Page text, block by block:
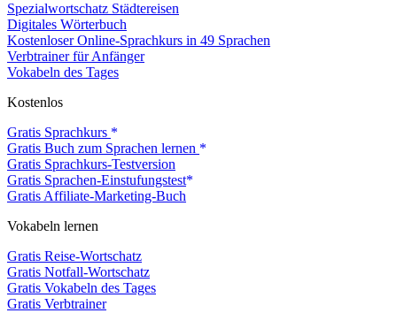
Spezialwortschatz Städtereisen
Digitales Wörterbuch
Kostenloser Online-Sprachkurs in 49 Sprachen
Verbtrainer für Anfänger
Vokabeln des Tages
Kostenlos
Gratis Sprachkurs
Gratis Buch zum Sprachen lernen
Gratis Sprachkurs-Testversion
Gratis Sprachen-Einstufungstest
Gratis Affiliate-Marketing-Buch
Vokabeln lernen
Gratis Reise-Wortschatz
Gratis Notfall-Wortschatz
Gratis Vokabeln des Tages
Gratis Verbtrainer